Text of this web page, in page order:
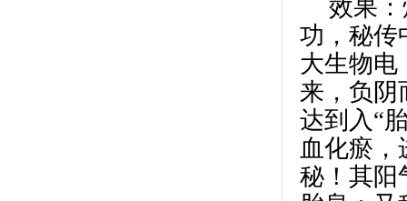
效果
功，秘传
大生物电
来，负阴
达到入“
血化瘀
秘！其阳